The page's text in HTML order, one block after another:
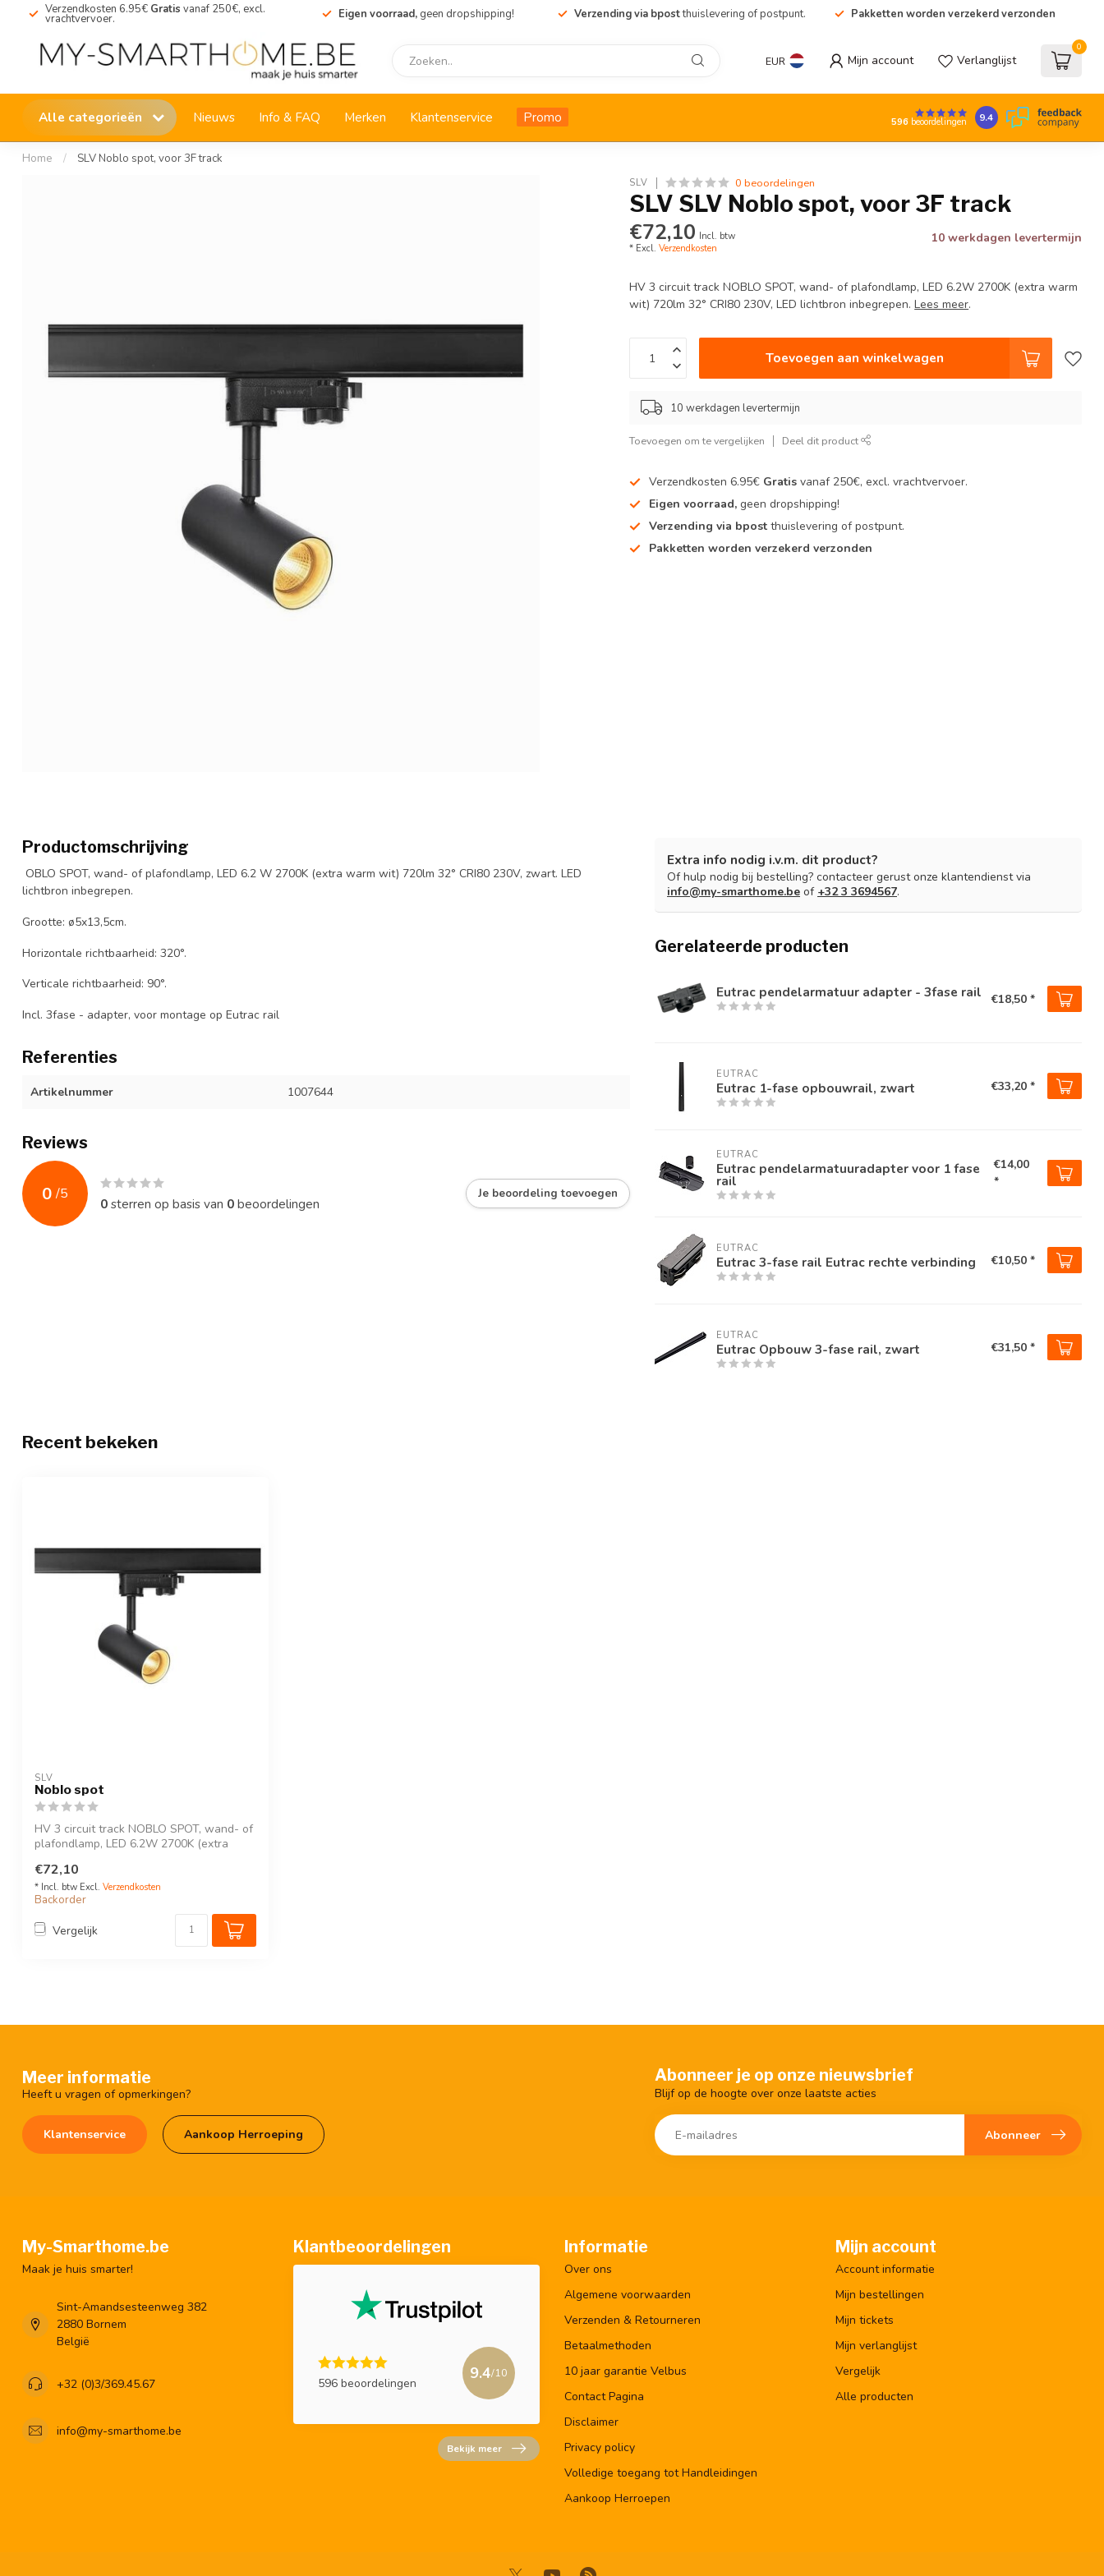
Verzendkosten 6.95€ Gratis vanaf 250€, excl.
vrachtvervoer. Eigen voorraad, geen dropshipping! Verzending via bpostthuislevering of postpunt. Pakketten worden verzekerd verzonden
EUR Mijn account Verlanglijst
0
Alle categorieën Nieuws Info & FAQ Merken Klantenservice Promo 596beoordelingen 9.4
Home / SLV Noblo spot, voor 3F track
SLV 0 beoordelingen
SLV SLV Noblo spot, voor 3F track
€72,10 Incl. btw
* Excl.Verzendkosten
10 werkdagen levertermijn
HV 3 circuit track NOBLO SPOT, wand- of plafondlamp, LED 6.2W 2700K (extra warm
wit) 720lm 32° CRI80 230V, LED lichtbron inbegrepen.Lees meer.
Toevoegen aan winkelwagen
10 werkdagen levertermijn
Toevoegen om te vergelijken Deel dit product
Verzendkosten 6.95€ Gratis vanaf 250€, excl. vrachtvervoer.
Eigen voorraad,geen dropshipping!
Verzending via bpostthuislevering of postpunt.
Pakketten worden verzekerd verzonden
Productomschrijving
OBLO SPOT, wand- of plafondlamp, LED 6.2 W 2700K (extra warm wit) 720lm 32° CRI80 230V, zwart. LED
lichtbron inbegrepen.
Grootte: ø5x13,5cm.
Horizontale richtbaarheid: 320°.
Verticale richtbaarheid: 90°.
Incl. 3fase - adapter, voor montage op Eutrac rail
Referenties
Artikelnummer 1007644
Reviews
0 /5
0sterren op basis van 0beoordelingen
Je beoordeling toevoegen
Extra info nodig i.v.m. dit product?
Of hulp nodig bij bestelling? contacteer gerust onze klantendienst via
info@my-smarthome.be of +32 3 3694567.
Gerelateerde producten
Eutrac pendelarmatuur adapter - 3fase rail €18,50 *
EUTRAC
Eutrac 1-fase opbouwrail, zwart €33,20 *
EUTRAC
Eutrac pendelarmatuuradapter voor 1 fase
rail
€14,00
*
EUTRAC
Eutrac 3-fase rail Eutrac rechte verbinding €10,50 *
EUTRAC
Eutrac Opbouw 3-fase rail, zwart €31,50 *
Recent bekeken
SLV
Noblo spot
HV 3 circuit track NOBLO SPOT, wand- of
plafondlamp, LED 6.2W 2700K (extra
€72,10
* Incl. btw Excl. Verzendkosten
Backorder
Vergelijk
Meer informatie
Heeft u vragen of opmerkingen?
Klantenservice Aankoop Herroeping
Abonneer je op onze nieuwsbrief
Blijf op de hoogte over onze laatste acties
Abonneer
My-Smarthome.be
Maak je huis smarter!
Sint-Amandsesteenweg 382
2880 Bornem
België
+32 (0)3/369.45.67
info@my-smarthome.be
Klantbeoordelingen
596 beoordelingen
9.4/10
Bekijk meer
Informatie
Over ons
Algemene voorwaarden
Verzenden & Retourneren
Betaalmethoden
10 jaar garantie Velbus
Contact Pagina
Disclaimer
Privacy policy
Volledige toegang tot Handleidingen
Aankoop Herroepen
Mijn account
Account informatie
Mijn bestellingen
Mijn tickets
Mijn verlanglijst
Vergelijk
Alle producten